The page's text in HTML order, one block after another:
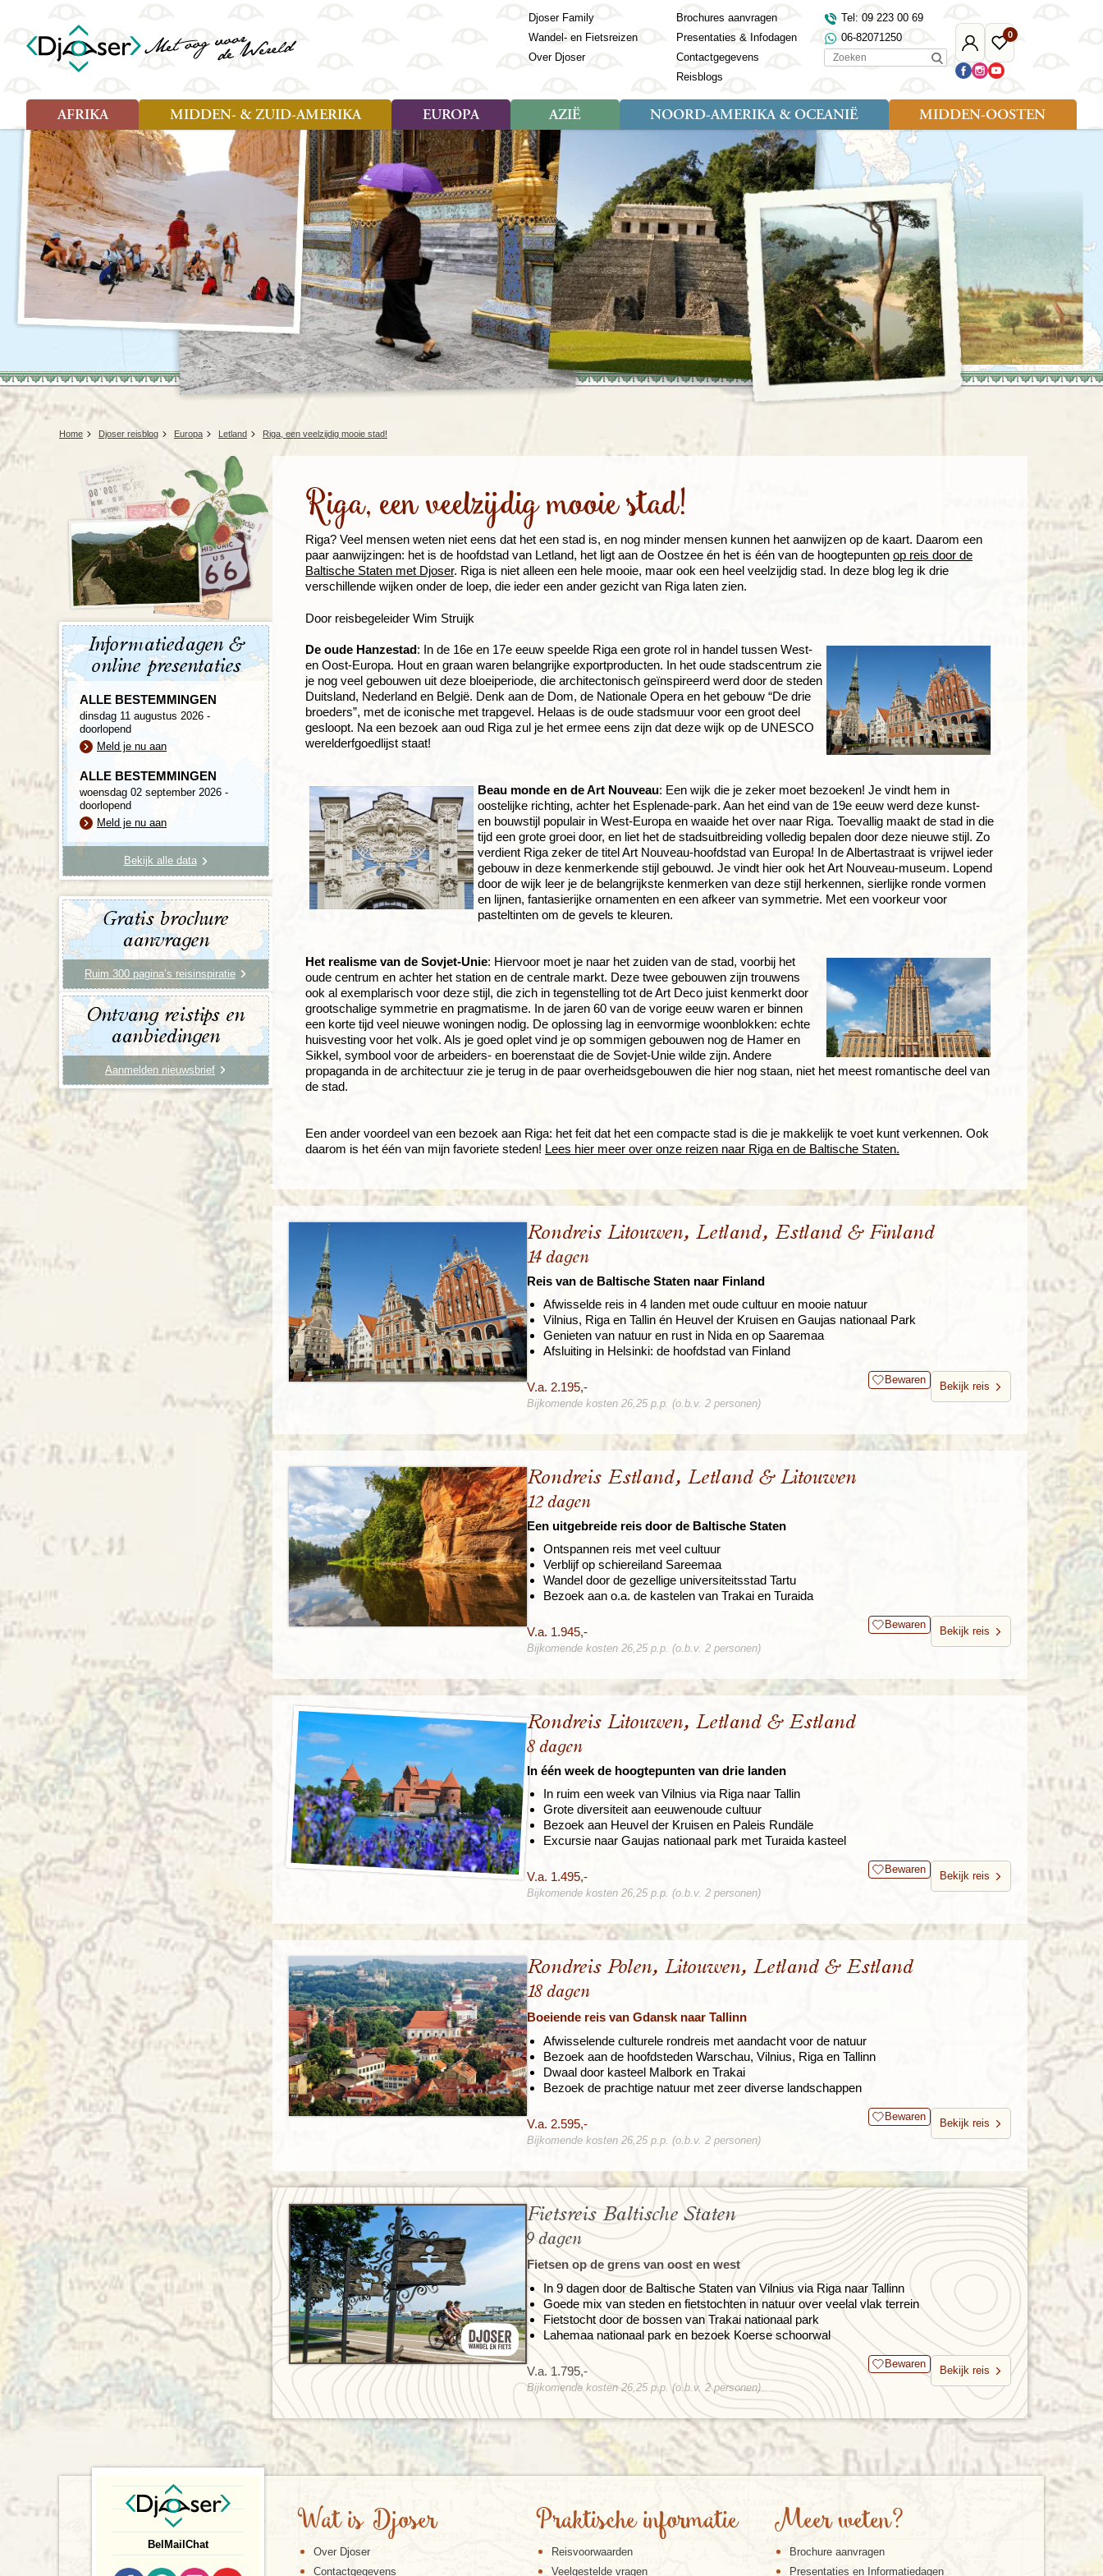
Mijn
Djoser
0
Favoriete
reizen
Djoser Family
Wandel- en Fietsreizen
Over Djoser
Brochures aanvragen
Presentaties & Infodagen
Contactgegevens
Reisblogs
Tel: 09 223 00 69
06-82071250
Zoeken
AFRIKA
Soort reizen
Rondreis (26)
Familiereis (10)
Fietsreis (2)
Wandelreis (1)
Cultuur (3)
Natuur (6)
Nieuwe reizen
Voodoo in Benin en Togo, 16
Landen
Angola
Ghana
Kaapverdië
Kenia
Madagaskar
Malawi
Mauritius
Mozambique
Namibië
Oeganda
Sao Tomé en Principe
Swaziland
Tanzania
Togo
Zambia
Zanzibar
Zimbabwe
Zuid-Afrika
MIDDEN- & ZUID-AMERIKA
Soort reizen
Rondreis (25)
Familiereis (11)
Fietsreis (1)
Cultuur (9)
Natuur (13)
Landen
Amazone
Argentinië
Belize
Bolivia
Brazilië
Chili
Colombia
Costa Rica
Cuba
Ecuador
El Salvador
(Frans) Guyana
Galapagos
Guatemala
Honduras
Mexico
Nicaragua
Paaseiland
Paraguay
Peru
Suriname
EUROPA
Soort reizen
Rondreis (28)
Familiereis (11)
Fietsreis (8)
Wandelreis (23)
Cultuur (12)
Natuur (3)
Armenië
Azerbeidzjan
Azoren
Balkan
Baltische Staten
Bosnië en Herzegovina
Bulgarije
Engeland
Finland
Frankrijk
Georgië
Griekenland
IJsland
Ierland
Italië
Kaapverdië
Kosovo
Kroatië
Lapland
Letland
Litouwen
Madeira
Montenegro
Noord-Macedonië
Noorwegen
Polen
Portugal
Roemenië
Sardinië
Schotland
Servië
Spanje
Turkije
Verenigd Koninkrijk
Wales
AZIË
Soort reizen
Rondreis (57)
Familiereis (22)
Fietsreis (3)
Cultuur (28)
Natuur (16)
Nieuwe reizen
Rondreis China & Tibet, 42
dagen
Rondreis Sulawesi &
Molukken, 22 dagen
Bangladesh
Bhutan
Cambodja
China
Filipijnen
India
Indochina
Indonesië
Japan
Jordanië
Kazachstan
Kirgizië
Laos
Malediven
Maleisië
Mongolië
Nepal
Oezbekistan
Singapore
Sri Lanka
Taiwan
Thailand
Tibet
Turkmenistan
Vietnam
Zijderoute
Zuid-Korea
NOORD-AMERIKA & OCEANIË
Rondreis (7)
Familiereis (2)
Natuur (5)
Landen
Alaska
Australië
Nieuw-Zeeland
Verenigde Staten
MIDDEN-OOSTEN
Soort reizen
Rondreis (18)
Familiereis (9)
Cultuur (8)
Landen
Egypte
Jordanië
Marokko
Oman
Saoedi-Arabië
Tunesië
Turkije
Home Djoser reisblog Europa Letland Riga, een veelzijdig mooie stad!
Riga, een veelzijdig mooie stad!
Riga? Veel mensen weten niet eens dat het een stad is, en nog minder mensen kunnen het aanwijzen op de kaart. Daarom een
paar aanwijzingen: het is de hoofdstad van Letland, het ligt aan de Oostzee én het is één van de hoogtepunten op reis door de
Baltische Staten met Djoser. Riga is niet alleen een hele mooie, maar ook een heel veelzijdig stad. In deze blog leg ik drie
verschillende wijken onder de loep, die ieder een ander gezicht van Riga laten zien.
Door reisbegeleider Wim Struijk
De oude Hanzestad: In de 16e en 17e eeuw speelde Riga een grote rol in handel tussen West-
en Oost-Europa. Hout en graan waren belangrijke exportproducten. In het oude stadscentrum zie
je nog veel gebouwen uit deze bloeiperiode, die architectonisch geïnspireerd werd door de steden
Duitsland, Nederland en België. Denk aan de Dom, de Nationale Opera en het gebouw “De drie
broeders”, met de iconische met trapgevel. Helaas is de oude stadsmuur voor een groot deel
gesloopt. Na een bezoek aan oud Riga zul je het ermee eens zijn dat deze wijk op de UNESCO
werelderfgoedlijst staat!
Beau monde en de Art Nouveau: Een wijk die je zeker moet bezoeken! Je vindt hem in
oostelijke richting, achter het Esplenade-park. Aan het eind van de 19e eeuw werd deze kunst-
en bouwstijl populair in West-Europa en waaide het over naar Riga. Toevallig maakt de stad in die
tijd een grote groei door, en liet het de stadsuitbreiding volledig bepalen door deze nieuwe stijl. Zo
verdient Riga zeker de titel Art Nouveau-hoofdstad van Europa! In de Albertastraat is vrijwel ieder
gebouw in deze kenmerkende stijl gebouwd. Je vindt hier ook het Art Nouveau-museum. Lopend
door de wijk leer je de belangrijkste kenmerken van deze stijl herkennen, sierlijke ronde vormen
en lijnen, fantasierijke ornamenten en een afkeer van symmetrie. Met een voorkeur voor
pasteltinten om de gevels te kleuren.
Het realisme van de Sovjet-Unie: Hiervoor moet je naar het zuiden van de stad, voorbij het
oude centrum en achter het station en de centrale markt. Deze twee gebouwen zijn trouwens
ook al exemplarisch voor deze stijl, die zich in tegenstelling tot de Art Deco juist kenmerkt door
grootschalige symmetrie en pragmatisme. In de jaren 60 van de vorige eeuw waren er binnen
een korte tijd veel nieuwe woningen nodig. De oplossing lag in eenvormige woonblokken: echte
huisvesting voor het volk. Als je goed oplet vind je op sommigen gebouwen nog de Hamer en
Sikkel, symbool voor de arbeiders- en boerenstaat die de Sovjet-Unie wilde zijn. Andere
propaganda in de architectuur zie je terug in de paar overheidsgebouwen die hier nog staan, niet het meest romantische deel van
de stad.
Een ander voordeel van een bezoek aan Riga: het feit dat het een compacte stad is die je makkelijk te voet kunt verkennen. Ook
daarom is het één van mijn favoriete steden! Lees hier meer over onze reizen naar Riga en de Baltische Staten.
Rondreis Litouwen, Letland, Estland & Finland
14 dagen
Reis van de Baltische Staten naar Finland
Afwisselde reis in 4 landen met oude cultuur en mooie natuur
Vilnius, Riga en Tallin én Heuvel der Kruisen en Gaujas nationaal Park
Genieten van natuur en rust in Nida en op Saaremaa
Afsluiting in Helsinki: de hoofdstad van Finland
V.a. 2.195,- Bewaren
Bekijk reis
Bijkomende kosten 26,25 p.p. (o.b.v. 2 personen)
Rondreis Estland, Letland & Litouwen
12 dagen
Een uitgebreide reis door de Baltische Staten
Ontspannen reis met veel cultuur
Verblijf op schiereiland Sareemaa
Wandel door de gezellige universiteitsstad Tartu
Bezoek aan o.a. de kastelen van Trakai en Turaida
V.a. 1.945,- Bewaren
Bekijk reis
Bijkomende kosten 26,25 p.p. (o.b.v. 2 personen)
Rondreis Litouwen, Letland & Estland
8 dagen
In één week de hoogtepunten van drie landen
In ruim een week van Vilnius via Riga naar Tallin
Grote diversiteit aan eeuwenoude cultuur
Bezoek aan Heuvel der Kruisen en Paleis Rundäle
Excursie naar Gaujas nationaal park met Turaida kasteel
V.a. 1.495,- Bewaren
Bekijk reis
Bijkomende kosten 26,25 p.p. (o.b.v. 2 personen)
Rondreis Polen, Litouwen, Letland & Estland
18 dagen
Boeiende reis van Gdansk naar Tallinn
Afwisselende culturele rondreis met aandacht voor de natuur
Bezoek aan de hoofdsteden Warschau, Vilnius, Riga en Tallinn
Dwaal door kasteel Malbork en Trakai
Bezoek de prachtige natuur met zeer diverse landschappen
V.a. 2.595,- Bewaren
Bekijk reis
Bijkomende kosten 26,25 p.p. (o.b.v. 2 personen)
Fietsreis Baltische Staten
9 dagen
Fietsen op de grens van oost en west
In 9 dagen door de Baltische Staten van Vilnius via Riga naar Tallinn
Goede mix van steden en fietstochten in natuur over veelal vlak terrein
Fietstocht door de bossen van Trakai nationaal park
Lahemaa nationaal park en bezoek Koerse schoorwal
V.a. 1.795,- Bewaren
Bekijk reis
Bijkomende kosten 26,25 p.p. (o.b.v. 2 personen)
Informatiedagen &
online presentaties
ALLE BESTEMMINGEN
dinsdag 11 augustus 2026 -
doorlopend
Meld je nu aan
ALLE BESTEMMINGEN
woensdag 02 september 2026 -
doorlopend
Meld je nu aan
Bekijk alle data
Gratis brochure
aanvragen
Ruim 300 pagina’s reisinspiratie
Ontvang reistips en
aanbiedingen
Aanmelden nieuwsbrief
Bel Mail Chat
Wat is Djoser
Over Djoser
Contactgegevens
Praktische informatie
Reisvoorwaarden
Veelgestelde vragen
Meer weten?
Brochure aanvragen
Presentaties en Informatiedagen